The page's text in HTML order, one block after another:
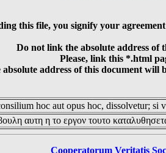
this file, you signify your
Do not link the absolute address of
Please, link this *.html
absolute address of this document will
hoc aut opus hoc, dissolvetur; si
αυτη η το εργον τουτο
Cooperatorum Veritatis